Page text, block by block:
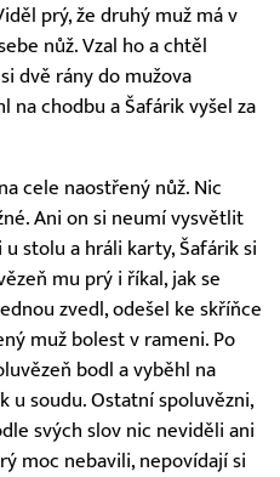
prý, že druhý muž má v
nůž. Vzal ho a chtěl
dvě rány do mužova
na chodbu a Šafárik vyšel za
cele naostřený nůž. Nic
Ani on si neumí vysvětlit
stolu a hráli karty, Šafárik si
mu prý i říkal, jak se
zvedl, odešel ke skříňce
muž bolest v rameni. Po
bodl a vyběhl na
u soudu. Ostatní spoluvězni,
svých slov nic neviděli ani
moc nebavili, nepovídají si